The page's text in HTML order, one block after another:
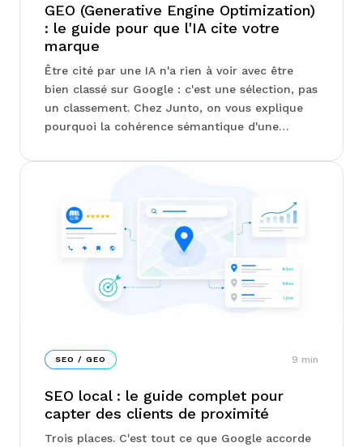
GEO (Generative Engine Optimization)
: le guide pour que l'IA cite votre
marque
Être cité par une IA n'a rien à voir avec être
bien classé sur Google : c'est une sélection, pas
un classement. Chez Junto, on vous explique
pourquoi la cohérence sémantique d'une
volume de contenu, et comment mesurer ce
SEO / GEO 9 min
SEO local : le guide complet pour
capter des clients de proximité
Trois places. C'est tout ce que Google accorde